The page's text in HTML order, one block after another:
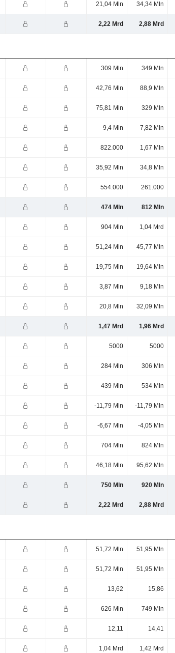
21,04 Mln 34,34 Mln
2,22 Mrd 2,88 Mrd
309 Mln 349 Mln
42,76 Mln 88,9 Mln
75,81 Mln 329 Mln
9,4 Mln 7,82 Mln
822.000 1,67 Mln
35,92 Mln 34,8 Mln
554.000 261.000
474 Mln 812 Mln
904 Mln 1,04 Mrd
51,24 Mln 45,77 Mln
19,75 Mln 19,64 Mln
3,87 Mln 9,18 Mln
20,8 Mln 32,09 Mln
1,47 Mrd 1,96 Mrd
5000 5000
284 Mln 306 Mln
439 Mln 534 Mln
-11,79 Mln -11,79 Mln
-6,67 Mln -4,05 Mln
704 Mln 824 Mln
46,18 Mln 95,62 Mln
750 Mln 920 Mln
2,22 Mrd 2,88 Mrd
51,72 Mln 51,95 Mln
51,72 Mln 51,95 Mln
13,62 15,86
626 Mln 749 Mln
12,11 14,41
1,04 Mrd 1,42 Mrd